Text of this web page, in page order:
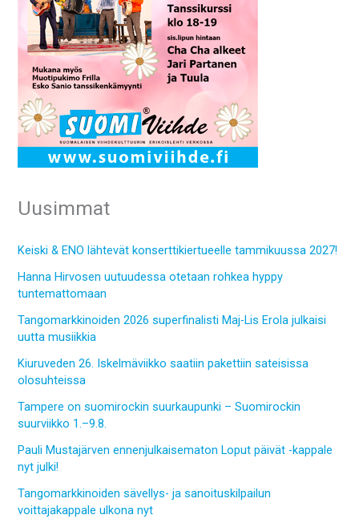
Uusimmat
Keiski & ENO lähtevät konserttikiertueelle tammikuussa 2027!
Hanna Hirvosen uutuudessa otetaan rohkea hyppy
tuntemattomaan
Tangomarkkinoiden 2026 superfinalisti Maj-Lis Erola julkaisi
uutta musiikkia
Kiuruveden 26. Iskelmäviikko saatiin pakettiin sateisissa
olosuhteissa
Tampere on suomirockin suurkaupunki – Suomirockin
suurviikko 1.–9.8.
Pauli Mustajärven ennenjulkaisematon Loput päivät -kappale
nyt julki!
Tangomarkkinoiden sävellys- ja sanoituskilpailun
voittajakappale ulkona nyt